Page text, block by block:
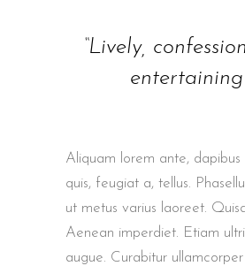
“Lively,
entertaining
Aliquam lorem ante, dapibus
quis, feugiat a, tellus.
ut metus varius laoreet.
Aenean imperdiet. Etiam
augue. Curabitur ullamcorper